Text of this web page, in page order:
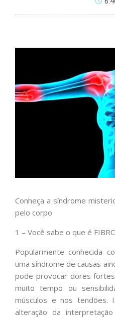
Conheça a síndrome
pelo corpo
1 – Você sabe o que é
Popularmente conhecida
uma síndrome de causas
pode provocar dores
muito tempo ou
músculos e nos tendões.
alteração da